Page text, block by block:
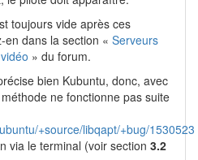
toujours vide après ces
en dans la section « Serveurs
» du forum.
bien Kubuntu, donc, avec
ne fonctionne pas suite
+source/libqapt/+bug/1530523
via le terminal (voir section 3.2